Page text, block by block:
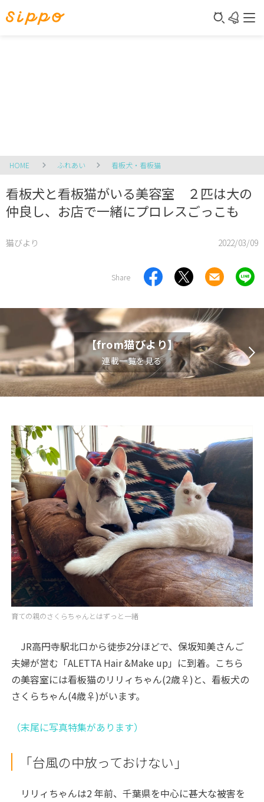
HOME ふれあい 看板犬・看板猫
看板犬と看板猫がいる美容室 ２匹は大の
仲良し、お店で一緒にプロレスごっこも
猫びより 2022/03/09
Share
【from猫びより】
連載一覧を見る
育ての親のさくらちゃんとはずっと一緒
JR高円寺駅北口から徒歩2分ほどで、保坂知美さんご
夫婦が営む「ALETTA Hair &Make up」に到着。こちら
の美容室には看板猫のリリィちゃん(2歳♀)と、看板犬の
さくらちゃん(4歳♀)がいます。
（末尾に写真特集があります）
「台風の中放っておけない」
リリィちゃんは2 年前、千葉県を中心に甚大な被害を